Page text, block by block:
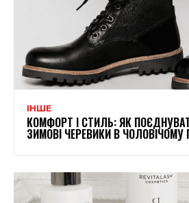
ІНШЕ
КОМФОРТ І СТИЛЬ: ЯК
ЗИМОВІ ЧЕРЕВИКИ В ЧОЛОВІЧОМУ